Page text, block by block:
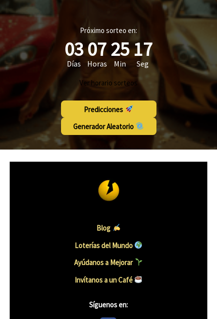
Próximo sorteo en:
03
Días
07
Horas
25
Min
16
Seg
Ver horario sorteos
Predicciones
Generador Aleatorio
Blog
Loterías del Mundo
Ayúdanos a Mejorar
Invítanos a un Café
Síguenos en: